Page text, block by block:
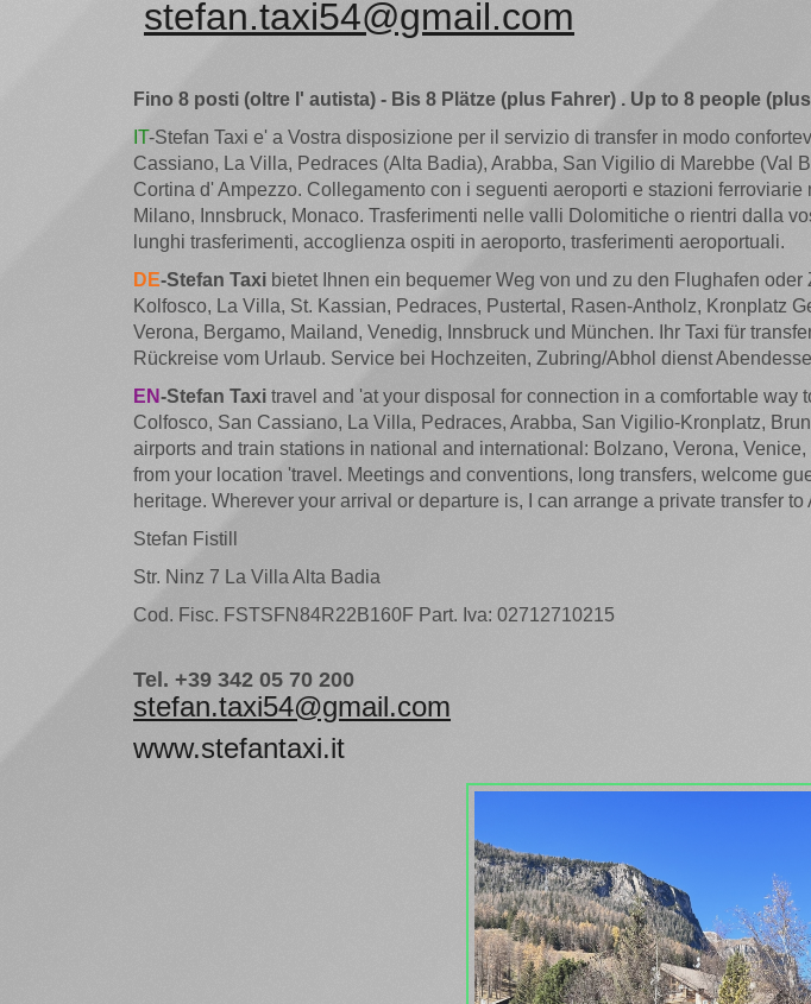
stefan.taxi54@gmail.com
Fino 8 posti (oltre l' autista) - Bis 8 Plätze (plus Fahrer) . Up to 8 people
IT-Stefan Taxi e' a Vostra disposizione per il servizio di transfer in modo
Cassiano, La Villa, Pedraces (Alta Badia), Arabba, San Vigilio di Marebbe (Val
Cortina d' Ampezzo. Collegamento con i seguenti aeroporti e stazioni
Milano, Innsbruck, Monaco. Trasferimenti nelle valli Dolomitiche o rientri dalla
lunghi trasferimenti, accoglienza ospiti in aeroporto, trasferimenti aeroportuali.
DE-Stefan Taxi bietet Ihnen ein bequemer Weg von und zu den Flughafen
Kolfosco, La Villa, St. Kassian, Pedraces, Pustertal, Rasen-Antholz, Kronplatz
Verona, Bergamo, Mailand, Venedig, Innsbruck und München. Ihr Taxi für
Rückreise vom Urlaub. Service bei Hochzeiten, Zubring/Abhol dienst
EN-Stefan Taxi travel and 'at your disposal for connection in a comfortable way
Colfosco, San Cassiano, La Villa, Pedraces, Arabba, San Vigilio-Kronplatz,
airports and train stations in national and international: Bolzano, Verona,
from your location 'travel. Meetings and conventions, long transfers, welcome
heritage. Wherever your arrival or departure is, I can arrange a private transfer
Stefan Fistill
Str. Ninz 7 La Villa Alta Badia
Cod. Fisc. FSTSFN84R22B160F Part. Iva: 02712710215
Tel. +39 342 05 70 200
stefan.taxi54@gmail.com
www.stefantaxi.it